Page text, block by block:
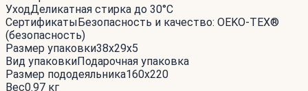
УходДеликатная стирка до 30°С
СертификатыБезопасность и качество: OEKO-TEX®
(безопасность)
Размер упаковки38x29x5
Вид упаковкиПодарочная упаковка
Размер пододеяльника160x220
Вес0.97 кг